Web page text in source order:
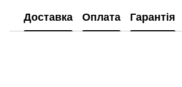
Доставка Оплата Гарантія